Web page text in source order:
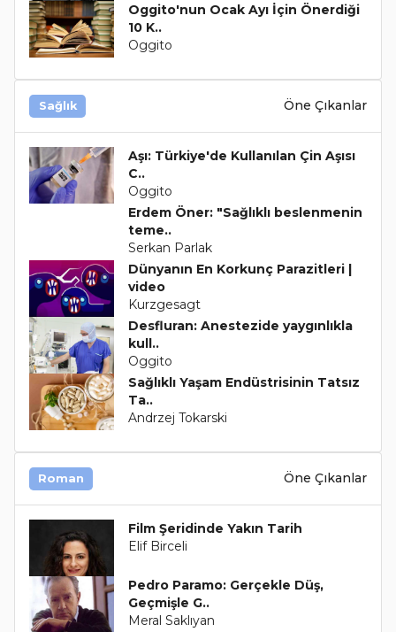
Oggito'nun Ocak Ayı İçin Önerdiği
10 K..
Oggito
Sağlık Öne Çıkanlar
Aşı: Türkiye'de Kullanılan Çin Aşısı
C..
Oggito
Erdem Öner: "Sağlıklı beslenmenin
teme..
Serkan Parlak
Dünyanın En Korkunç Parazitleri |
video
Kurzgesagt
Desfluran: Anestezide yaygınlıkla
kull..
Oggito
Sağlıklı Yaşam Endüstrisinin Tatsız
Ta..
Andrzej Tokarski
Roman Öne Çıkanlar
Film Şeridinde Yakın Tarih
Elif Birceli
Pedro Paramo: Gerçekle Düş,
Geçmişle G..
Meral Saklıyan